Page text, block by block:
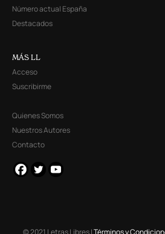
Número actual España
Destacados
MÁS LL
Acceso
Suscribirme
Quienes Somos
Nuestros Autores
Contacto
© 2021 Letras Libres |Términos y